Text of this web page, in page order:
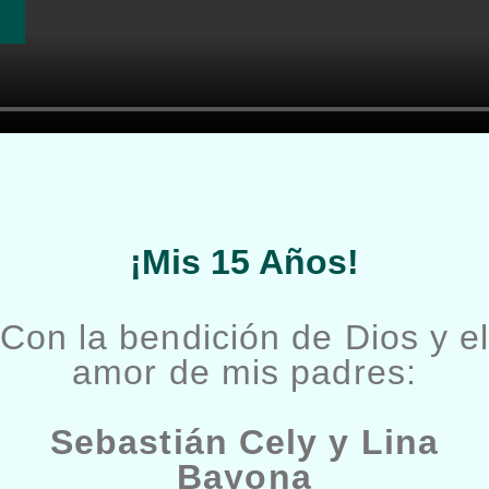
¡Mis 15 Años!
Con la bendición de Dios y el
amor de mis padres:
Sebastián Cely y Lina
Bayona